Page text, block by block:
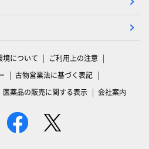
境について
ご利用上の注意
古物営業法に基づく表記
医薬品の販売に関する表示 会社案内